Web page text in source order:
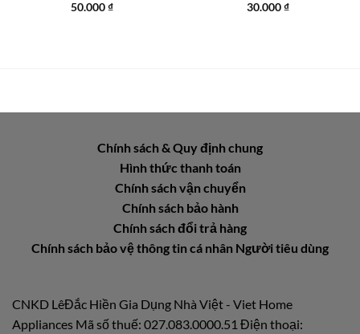
50.000₫ 30.000₫
Chính sách & Quy định chung
Hình thức thanh toán
Chính sách vận chuyển
Chính sách bảo hành
Chính sách đổi trả hàng
Chính sách bảo vệ thông tin cá nhân Người tiêu dùng
CNKD LêĐắc Hiền Gia Dụng Nhà Việt - Viet Home
Appliances Mã số thuế: 027.083.0000.51 Điện thoại: